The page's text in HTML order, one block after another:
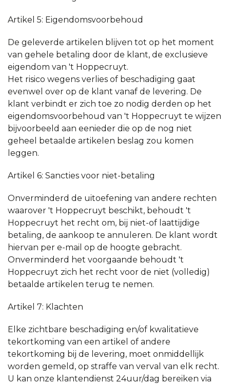
Artikel 5: Eigendomsvoorbehoud
De geleverde artikelen blijven tot op het moment
van gehele betaling door de klant, de exclusieve
eigendom van 't Hoppecruyt.
Het risico wegens verlies of beschadiging gaat
evenwel over op de klant vanaf de levering. De
klant verbindt er zich toe zo nodig derden op het
eigendomsvoorbehoud van 't Hoppecruyt te wijzen
bijvoorbeeld aan eenieder die op de nog niet
geheel betaalde artikelen beslag zou komen
leggen.
Artikel 6: Sancties voor niet-betaling
Onverminderd de uitoefening van andere rechten
waarover 't Hoppecruyt beschikt, behoudt 't
Hoppecruyt het recht om, bij niet-of laattijdige
betaling, de aankoop te annuleren. De klant wordt
hiervan per e-mail op de hoogte gebracht.
Onverminderd het voorgaande behoudt 't
Hoppecruyt zich het recht voor de niet (volledig)
betaalde artikelen terug te nemen.
Artikel 7: Klachten
Elke zichtbare beschadiging en/of kwalitatieve
tekortkoming van een artikel of andere
tekortkoming bij de levering, moet onmiddellijk
worden gemeld, op straffe van verval van elk recht.
U kan onze klantendienst 24uur/dag bereiken via